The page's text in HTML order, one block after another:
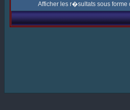
Afficher les r�sultats sous forme